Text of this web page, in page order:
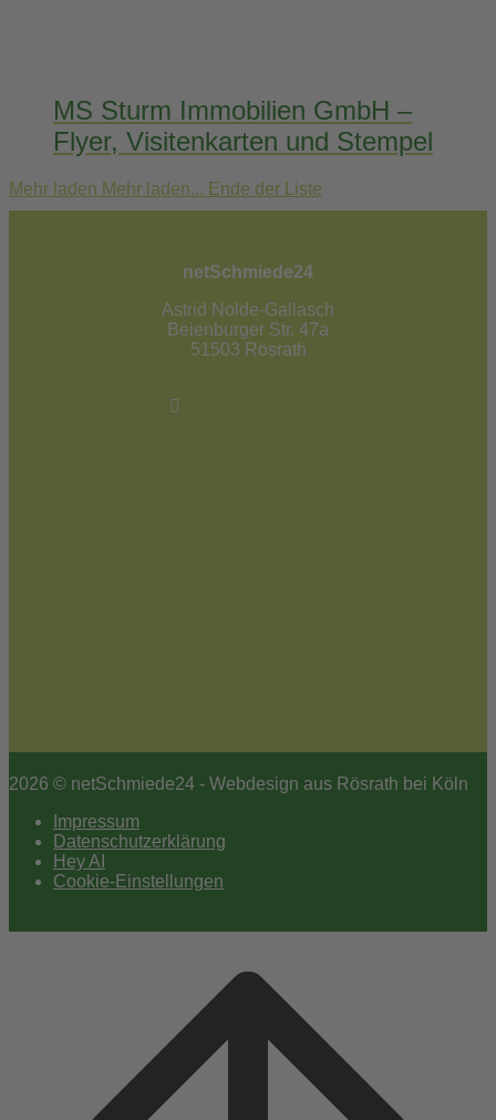
MS Sturm Immobilien GmbH –
Flyer, Visitenkarten und Stempel
Mehr laden Mehr laden... Ende der Liste
netSchmiede24
Astrid Nolde-Gallasch
Beienburger Str. 47a
51503 Rösrath
2026 © netSchmiede24 - Webdesign aus Rösrath bei Köln
Impressum
Datenschutzerklärung
Hey AI
Cookie-Einstellungen